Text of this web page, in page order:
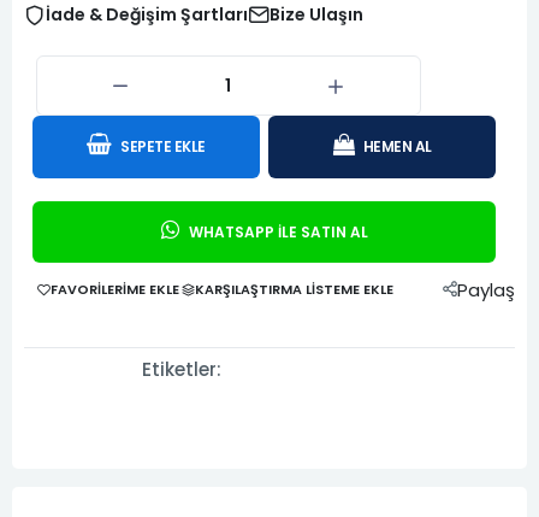
İade & Değişim Şartları Bize Ulaşın
SEPETE EKLE HEMEN AL
WHATSAPP İLE SATIN AL
FAVORILERIME EKLE KARŞILAŞTIRMA LISTEME EKLE Paylaş
Etiketler: